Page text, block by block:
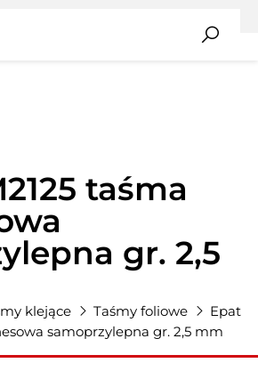
taśma
gr. 2,5
klejące Taśmy foliowe
Epat
samoprzylepna gr. 2,5 mm